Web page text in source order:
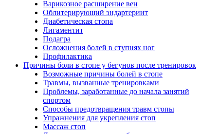
Варикозное расширение вен
Облитерирующий эндартериит
Диабетическая стопа
Лигаментит
Подагра
Осложнения болей в ступнях ног
Профилактика
Причины боли в стопе у бегунов после тренировок
Возможные причины болей в стопе
Травмы, вызванные тренировками
Проблемы, заработанные до начала занятий
спортом
Способы предотвращения травм стопы
Упражнения для укрепления стоп
Массаж стоп